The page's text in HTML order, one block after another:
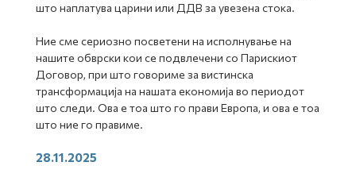
што наплатува царини или ДДВ за увезена стока.
Ние сме сериозно посветени на исполнување на
нашите обврски кои се подвлечени со Парискиот
Договор, при што говориме за вистинска
трансформација на нашата економија во периодот
што следи. Ова е тоа што го прави Европа, и ова е тоа
што ние го правиме.
28.11.2025